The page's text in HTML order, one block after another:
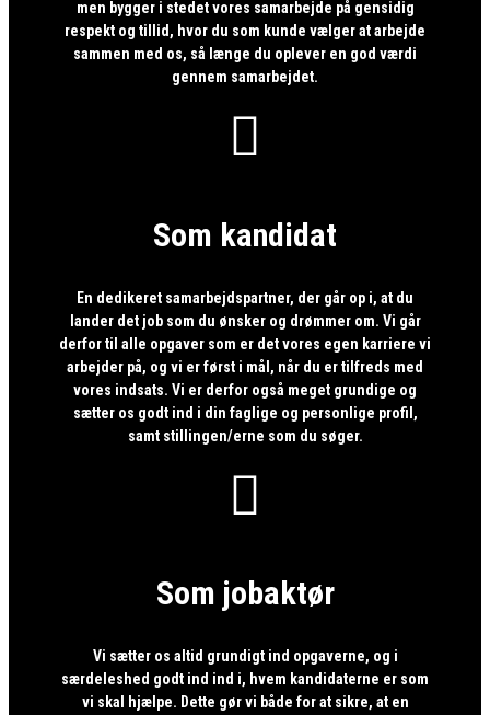
men bygger i stedet vores samarbejde på gensidig
respekt og tillid, hvor du som kunde vælger at arbejde
sammen med os, så længe du oplever en god værdi
gennem samarbejdet.

Som kandidat
En dedikeret samarbejdspartner, der går op i, at du
lander det job som du ønsker og drømmer om. Vi går
derfor til alle opgaver som er det vores egen karriere vi
arbejder på, og vi er først i mål, når du er tilfreds med
vores indsats. Vi er derfor også meget grundige og
sætter os godt ind i din faglige og personlige profil,
samt stillingen/erne som du søger.

Som jobaktør
Vi sætter os altid grundigt ind opgaverne, og i
særdeleshed godt ind ind i, hvem kandidaterne er som
vi skal hjælpe. Dette gør vi både for at sikre, at en